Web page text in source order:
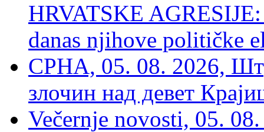
HRVATSKE
danas njihove političke
СРНА, 05. 08. 2026,
злочин над девет
Večernje novosti, 05.